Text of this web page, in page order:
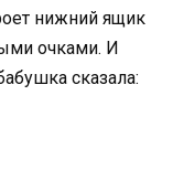
нижний ящик
очками. И
сказала: